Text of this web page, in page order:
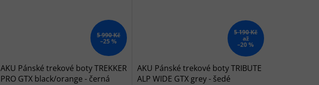
5 990 Kč
–25 %
AKU Pánské trekové boty TREKKER
PRO GTX black/orange - černá
5 190 Kč
až
–20 %
AKU Pánské trekové boty TRIBUTE
ALP WIDE GTX grey - šedé